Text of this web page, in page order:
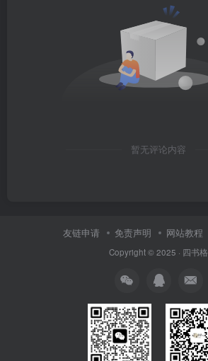
暂无评论内容
友链申请 免责声明 网站教程
Copyright © 2025 · 四书格